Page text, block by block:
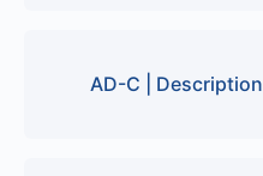
AD-C | Description